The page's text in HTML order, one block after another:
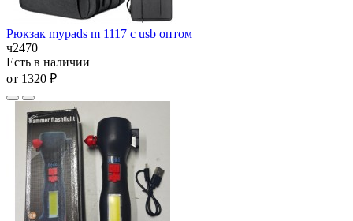
Рюкзак mypads m 1117 с usb оптом
ч2470
Есть в наличии
от 1320 ₽